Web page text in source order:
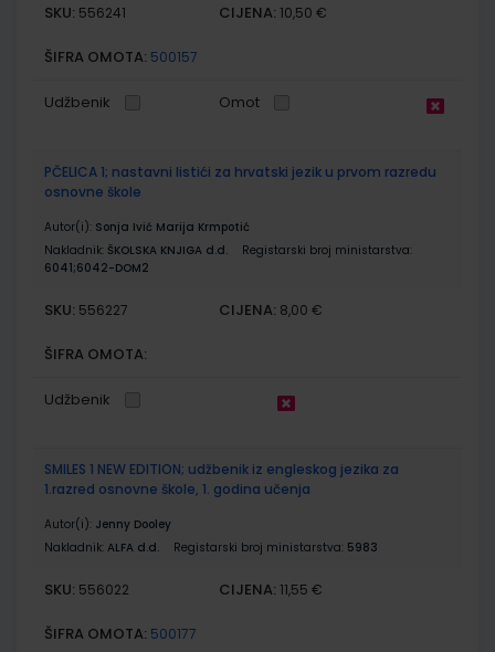
SKU: 556241 CIJENA: 10,50 €
ŠIFRA OMOTA: 500157
Udžbenik Omot
PČELICA 1; nastavni listići za hrvatski jezik u prvom razredu
osnovne škole
Autor(i): Sonja Ivić Marija Krmpotić
Nakladnik: ŠKOLSKA KNJIGA d.d.
Registarski broj ministarstva:
6041;6042-DOM2
SKU: 556227 CIJENA: 8,00 €
ŠIFRA OMOTA:
Udžbenik
SMILES 1 NEW EDITION; udžbenik iz engleskog jezika za
1.razred osnovne škole, 1. godina učenja
Autor(i): Jenny Dooley
Nakladnik: ALFA d.d. Registarski broj ministarstva: 5983
SKU: 556022 CIJENA: 11,55 €
ŠIFRA OMOTA: 500177